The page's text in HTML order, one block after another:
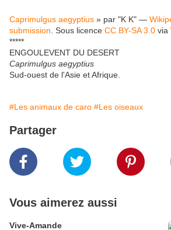
Caprimulgus aegyptius » par "K K" —
submission . Sous licence CC BY-SA 3.0 via
*****
ENGOULEVENT DU DESERT
Caprimulgus aegyptius
Sud-ouest de l'Asie et Afrique.
#Les animaux de caro #Les oiseaux
Partager
Vous aimerez aussi
Vive-Amande